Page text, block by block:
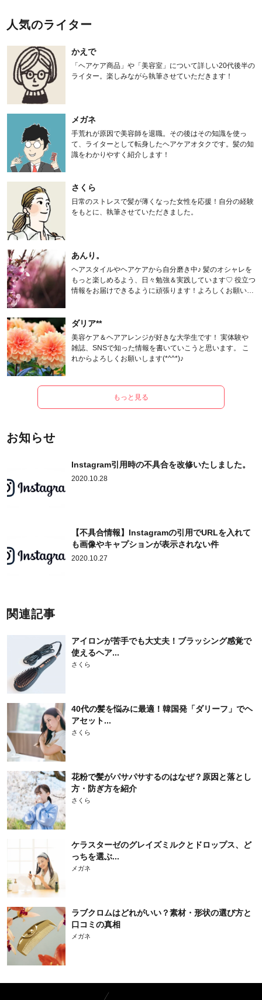
人気のライター
かえで
「ヘアケア商品」や「美容室」について詳しい20代後半の
ライター。楽しみながら執筆させていただきます！
メガネ
手荒れが原因で美容師を退職。その後はその知識を使っ
て、ライターとして転身したヘアケアオタクです。髪の知
識をわかりやすく紹介します！
さくら
日常のストレスで髪が薄くなった女性を応援！自分の経験
をもとに、執筆させていただきました。
あんり。
ヘアスタイルやヘアケアから自分磨き中♪ 髪のオシャレを
もっと楽しめるよう、日々勉強＆実践しています♡ 役立つ
情報をお届けできるように頑張ります！よろしくお願いし
ダリア**
美容ケア＆ヘアアレンジが好きな大学生です！ 実体験や
雑誌、SNSで知った情報を書いていこうと思います。 こ
れからよろしくお願いします(*^^*)♪
もっと見る
お知らせ
Instagram引用時の不具合を改修いたしました。
2020.10.28
【不具合情報】Instagramの引用でURLを入れて
も画像やキャプションが表示されない件
2020.10.27
関連記事
アイロンが苦手でも大丈夫！ブラッシング感覚で
使えるヘア...
さくら
40代の髪を悩みに最適！韓国発「ダリーフ」でヘ
アセット...
さくら
花粉で髪がパサパサするのはなぜ？原因と落とし
方・防ぎ方を紹介
さくら
ケラスターゼのグレイズミルクとドロップス、ど
っちを選ぶ...
メガネ
ラブクロムはどれがいい？素材・形状の選び方と
口コミの真相
メガネ